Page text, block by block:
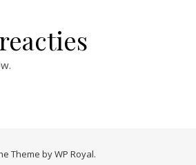
Theme byWP Royal.